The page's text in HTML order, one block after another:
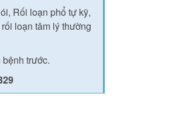
Rối loạn phổ tự kỹ,
loạn tâm lý thường
trước.